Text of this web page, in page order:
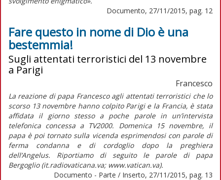
Documento, 27/11/2015, pag. 12
Fare questo in nome di Dio è una
bestemmia!
Sugli attentati terroristici del 13 novembre
a Parigi
Francesco
La reazione di papa Francesco agli attentati terroristici che lo
scorso 13 novembre hanno colpito Parigi e la Francia, è stata
affidata il giorno stesso a poche parole in un’intervista
telefonica concessa a TV2000. Domenica 15 novembre, il
papa è poi tornato sulla vicenda esprimendosi con parole di
ferma condanna e di cordoglio dopo la preghiera
dell’Angelus. Riportiamo di seguito le parole di papa
Bergoglio (it.radiovaticana.va; www.vatican.va).
Documento - Parte / Inserto, 27/11/2015, pag. 13